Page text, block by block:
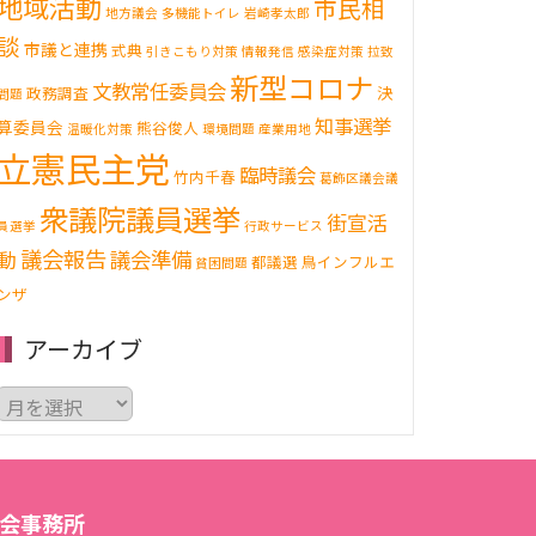
域活動 地方議会 多機能トイレ 岩崎孝太郎 市民相
市議と連携 式典 引きこもり対策 情報発信 感染症対策 拉致
題 政務調査 文教常任委員会 新型コロナ 決
委員会 温暖化対策 熊谷俊人 環境問題 産業用地 知事選挙
憲民主党 竹内千春 臨時議会 葛飾区議会議
選挙 衆議院議員選挙 行政サービス 街宣活
議会報告議会準備 貧困問題 都議選 鳥インフルエ
ザ
アーカイブ
事務所